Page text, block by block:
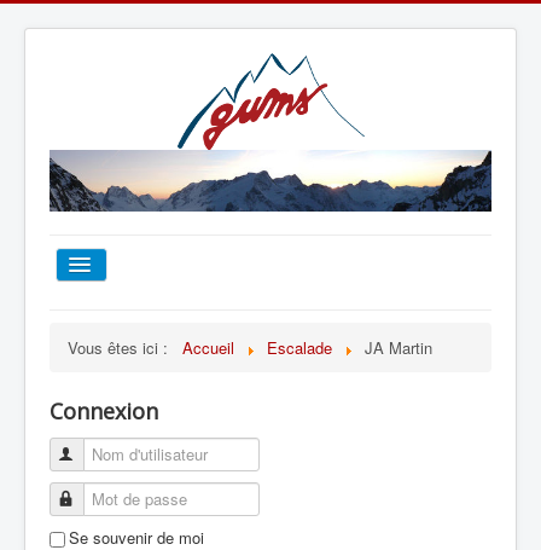
ESCALADE
ALPINISME
Vous êtes ici : Accueil Escalade JA Martin
Connexion
Se souvenir de moi